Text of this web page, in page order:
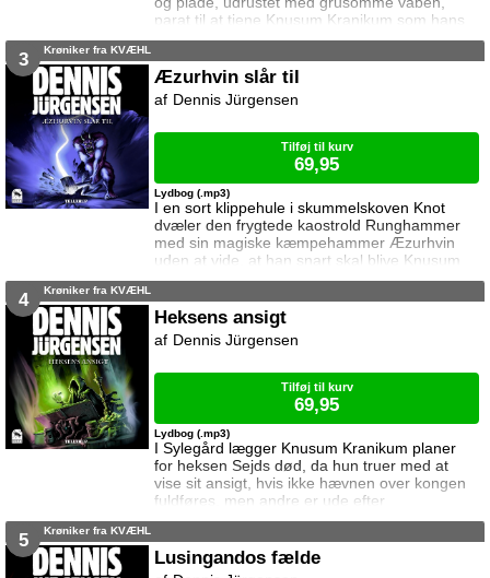
parat til at tjene Knusum Kranikum som hans
specialtrænede vampyrtrolde ... Og i Arnolds
ventetid, sære drømme og lange eftermiddage
3 Krøniker fra KVÆHL
Æzurhvin slår til
I en sort klippehule i skummelskoven Knot
dvæler den frygtede kaostrold Runghammer
med sin magiske kæmpehammer Æzurhvin
uden at vide, at han snart skal blive Knusum
Kranikums våben mod Hegemonien ... Og
blevet utålelige, fordi deres små søskende
stjæler al forældrenes opmærksomhed ...
Lydbog (.mp3)
Dennis Jürgensen
Tilføj til kurv
69,95
4 Krøniker fra KVÆHL
Heksens ansigt
I Sylegård lægger Knusum Kranikum planer
for heksen Sejds død, da hun truer med at
vise sit ansigt, hvis ikke hævnen over kongen
fuldføres, men andre er ude efter
vampyrdæmonen ... Og da Arnold og
ændret sig i Kvæhl må de gøre alt for at
advare heksen, der måske kan frelse dem fra
Lydbog (.mp3)
Dennis Jürgensen
Tilføj til kurv
69,95
5 Krøniker fra KVÆHL
Lusingandos fælde